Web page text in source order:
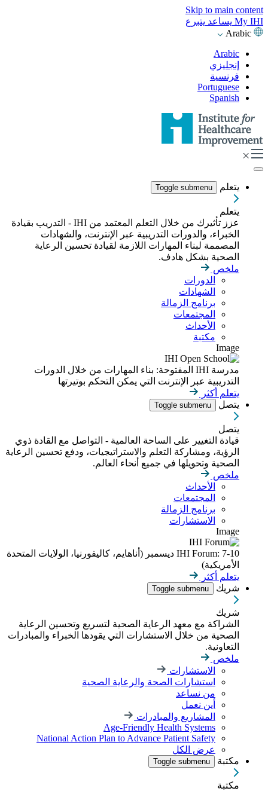
Skip to main content
My IHI يساعد يتبرع
Arabic
Arabic
إنجليزي
فرنسية
Portuguese
Spanish
يتعلم Toggle submenu
يتعلم
عزز تأثيرك من خلال التعلم المعتمد من IHI - التدريب بقيادة
الخبراء، والدورات التدريبية عبر الإنترنت، والشهادات
المصممة لبناء المهارات اللازمة لقيادة تحسين الرعاية
الصحية بشكل هادف.
ملخص
الدورات
الشهادات
برنامج الزمالة
المجتمعات
الأحداث
مكتبة
Image
مدرسة IHI المفتوحة: بناء المهارات من خلال الدورات
التدريبية عبر الإنترنت التي يمكن التحكم بوتيرتها
يتعلم أكثر
يتصل
Toggle submenu
يتصل
قيادة التغيير على الساحة العالمية - التواصل مع القادة ذوي
الرؤية، ومشاركة التعلم والاستراتيجيات، ودفع تحسين الرعاية
الصحية وتحويلها في جميع أنحاء العالم.
ملخص
الأحداث
المجتمعات
برنامج الزمالة
الاستشارات
Image
IHI Forum: 7-10 ديسمبر (أناهايم، كاليفورنيا، الولايات المتحدة
الأمريكية)
يتعلم أكثر
شريك
Toggle submenu
شريك
الشراكة مع معهد الرعاية الصحية لتسريع وتحسين الرعاية
الصحية من خلال الاستشارات التي يقودها الخبراء والمبادرات
التعاونية.
ملخص
الاستشارات
استشارات الصحة والرعاية الصحية
من نساعد
أين نعمل
المشاريع والمبادرات
Age-Friendly Health Systems
National Action Plan to Advance Patient Safety
عرض الكل
مكتبة
Toggle submenu
مكتبة